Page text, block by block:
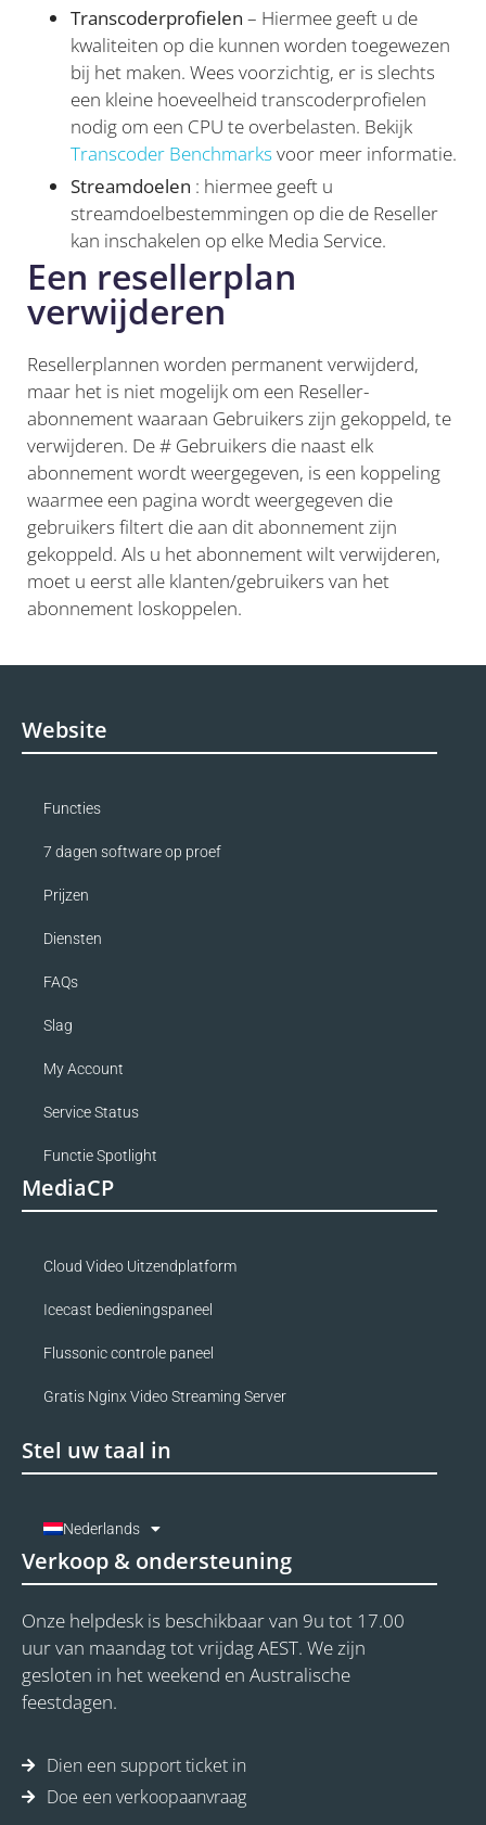
Transcoderprofielen – Hiermee geeft u de
kwaliteiten op die kunnen worden toegewezen
bij het maken. Wees voorzichtig, er is slechts
een kleine hoeveelheid transcoderprofielen
nodig om een CPU te overbelasten. Bekijk
Transcoder Benchmarksvoor meer informatie.
Streamdoelen : hiermee geeft u
streamdoelbestemmingen op die de Reseller
kan inschakelen op elke Media Service.
Een resellerplan
verwijderen
Resellerplannen worden permanent verwijderd,
maar het is niet mogelijk om een Reseller-
abonnement waaraan Gebruikers zijn gekoppeld, te
verwijderen. De # Gebruikers die naast elk
abonnement wordt weergegeven, is een koppeling
waarmee een pagina wordt weergegeven die
gebruikers filtert die aan dit abonnement zijn
gekoppeld. Als u het abonnement wilt verwijderen,
moet u eerst alle klanten/gebruikers van het
abonnement loskoppelen.
Website
Functies
7 dagen software op proef
Prijzen
Diensten
FAQs
Slag
My Account
Service Status
Functie Spotlight
MediaCP
Cloud Video Uitzendplatform
Icecast bedieningspaneel
Flussonic controle paneel
Gratis Nginx Video Streaming Server
Stel uw taal in
Nederlands
Verkoop & ondersteuning
Onze helpdesk is beschikbaar van 9u tot 17.00
uur van maandag tot vrijdag AEST. We zijn
gesloten in het weekend en Australische
feestdagen.
Dien een support ticket in
Doe een verkoopaanvraag